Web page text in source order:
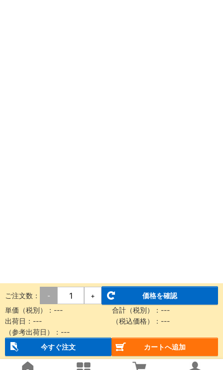
ご注文数： - +
価格を確認
単価（税別）： --- 合計（税別）： ---
出荷日： --- （税込価格）： ---
（参考出荷日）： ---
今すぐ注文
カートへ追加